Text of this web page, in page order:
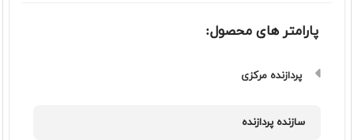
پارامتر های محصول:
پردازنده مرکزی
سازنده پردازنده